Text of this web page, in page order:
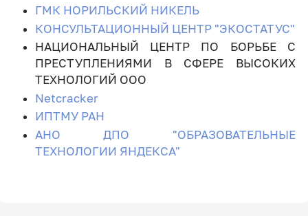
ГМК НОРИЛЬСКИЙ НИКЕЛЬ
КОНСУЛЬТАЦИОННЫЙ ЦЕНТР "ЭКОСТАТУС"
НАЦИОНАЛЬНЫЙ ЦЕНТР ПО БОРЬБЕ С
ПРЕСТУПЛЕНИЯМИ В СФЕРЕ ВЫСОКИХ
ТЕХНОЛОГИЙ ООО
Netcracker
ИПТМУ РАН
АНО ДПО "ОБРАЗОВАТЕЛЬНЫЕ
ТЕХНОЛОГИИ ЯНДЕКСА"